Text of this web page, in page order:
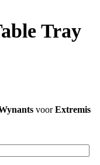
Tray
voorExtremis